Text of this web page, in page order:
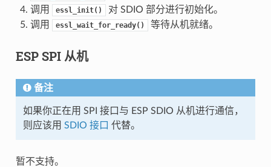
调用
essl_init()
对 SDIO 部分进行初始化。
调用
essl_wait_for_ready() 等待从机就绪。
ESP SPI 从机
备注
如果你正在用 SPI 接口与 ESP SDIO 从机进行通信，
则应该用 SDIO 接口 代替。
暂不支持。